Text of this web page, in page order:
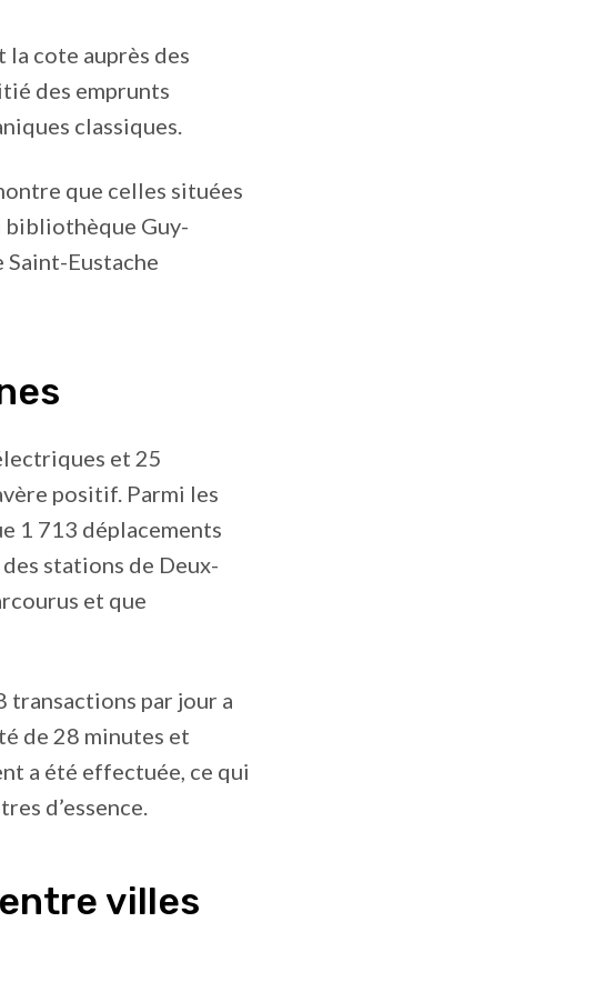
cote auprès des
des emprunts
classiques.
que celles situées
bibliothèque Guy-
Eustache
et 25
positif. Parmi les
1 713 déplacements
stations de Deux-
et que
transactions par jour a
de 28 minutes et
a été effectuée, ce qui
d’essence.
villes